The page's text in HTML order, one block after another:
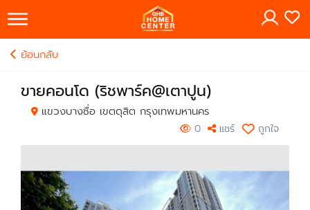
×
ย้อนกลับ
ขายคอนโด (ริชพาร์ค@เตาปูน)
แขวงบางซื่อ เขตดุสิต กรุงเทพมหานคร
0 แชร์ ถูกใจ